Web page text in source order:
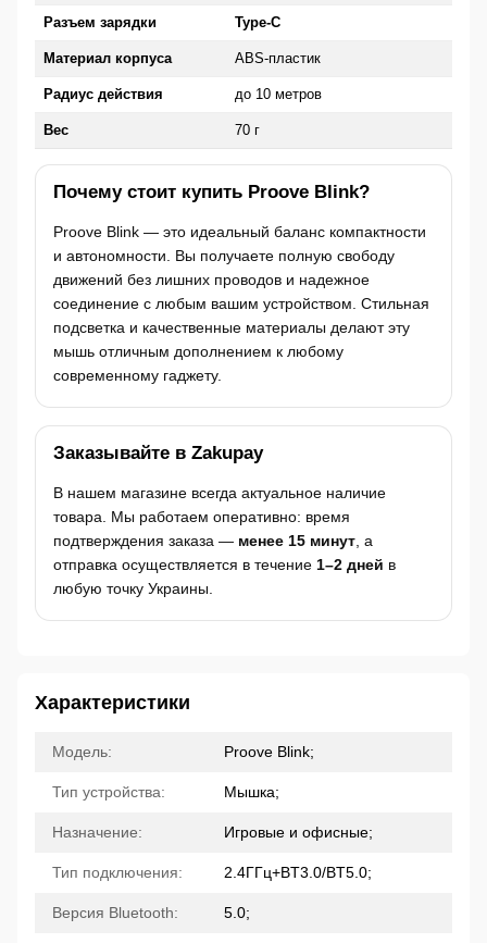
Разъем зарядки Type-C
Материал корпуса ABS-пластик
Радиус действия до 10 метров
Вес 70 г
Почему стоит купить Proove Blink?
Proove Blink — это идеальный баланс компактности
и автономности. Вы получаете полную свободу
движений без лишних проводов и надежное
соединение с любым вашим устройством. Стильная
подсветка и качественные материалы делают эту
мышь отличным дополнением к любому
современному гаджету.
Заказывайте в Zakupay
В нашем магазине всегда актуальное наличие
товара. Мы работаем оперативно: время
подтверждения заказа — менее 15 минут , а
отправка осуществляется в течение 1–2 дней в
любую точку Украины.
Характеристики
Модель: Proove Blink;
Тип устройства: Мышка;
Назначение: Игровые и офисные;
Тип подключения: 2.4ГГц+BT3.0/BT5.0;
Версия Bluetooth: 5.0;